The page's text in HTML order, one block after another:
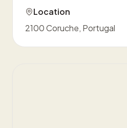
Location
2100 Coruche, Portugal